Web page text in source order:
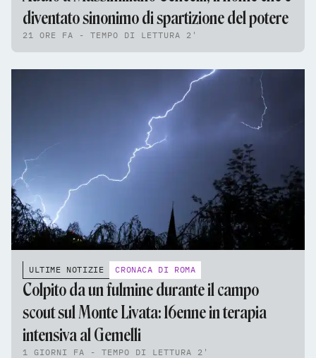
diventato sinonimo di spartizione del potere
21 ORE FA - TEMPO DI LETTURA 2'
ULTIME NOTIZIE CRONACA DI ROMA
Colpito da un fulmine durante il campo
scout sul Monte Livata: 16enne in terapia
intensiva al Gemelli
1 GIORNI FA - TEMPO DI LETTURA 2'